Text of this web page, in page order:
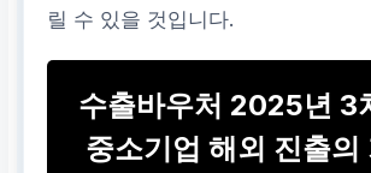
릴 수 있을 것입니다.
수출바우처 2025년 3
중소기업 해외 진출의